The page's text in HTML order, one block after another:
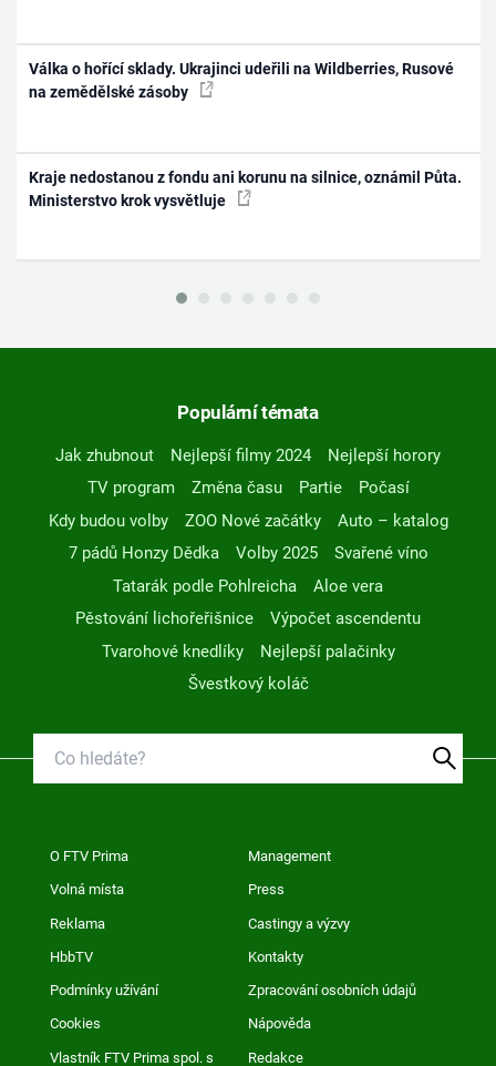
Válka o hořící sklady. Ukrajinci udeřili na Wildberries, Rusové
na zemědělské zásoby
Kraje nedostanou z fondu ani korunu na silnice, oznámil Půta.
Ministerstvo krok vysvětluje
Populární témata
Jak zhubnout Nejlepší filmy 2024
Nejlepší horory
TV program
Změna času Partie
Počasí
Kdy budou volby
ZOO Nové začátky
Auto – katalog
7 pádů Honzy Dědka
Volby 2025
Svařené víno
Tatarák podle Pohlreicha
Aloe vera
Pěstování lichořeřišnice
Výpočet ascendentu
Tvarohové knedlíky
Nejlepší palačinky
Švestkový koláč
O FTV Prima Management
Volná místa Press
Reklama Castingy a výzvy
HbbTV Kontakty
Podmínky užívání Zpracování osobních údajů
Cookies Nápověda
Vlastník FTV Prima spol. s Redakce